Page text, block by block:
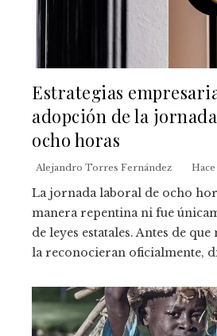
Estrategias
adopción de la
ocho horas
Alejandro Torres Fernández Hace
La jornada laboral de ocho
manera repentina ni fue
de leyes estatales. Antes de
la reconocieran oficialmente,